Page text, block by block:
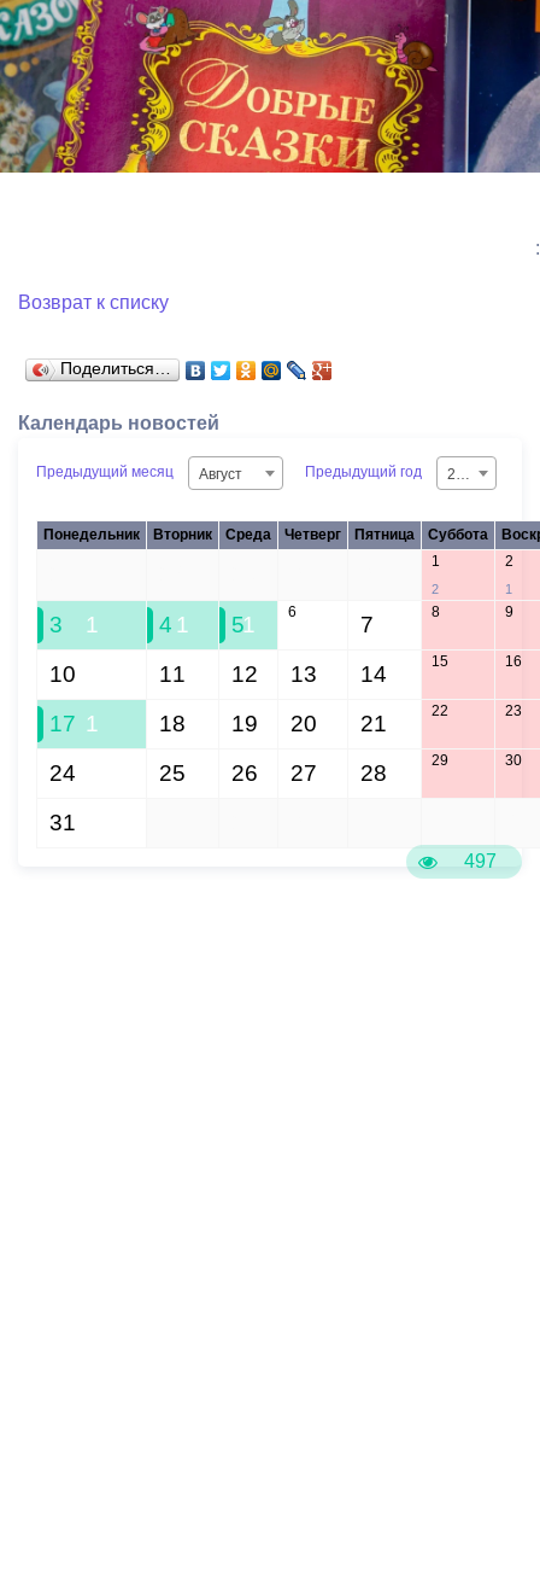
497
:
Возврат к списку
Поделиться…
Календарь новостей
Предыдущий месяц Август Предыдущий год 2026
Понедельник Вторник Среда Четверг Пятница Суббота
1
2
2
1
3 1 4 1 51 6 7 8 9
10 11 12 13 14 15 16
17 1 18 19 20 21 22 23
24 25 26 27 28 29 30
31